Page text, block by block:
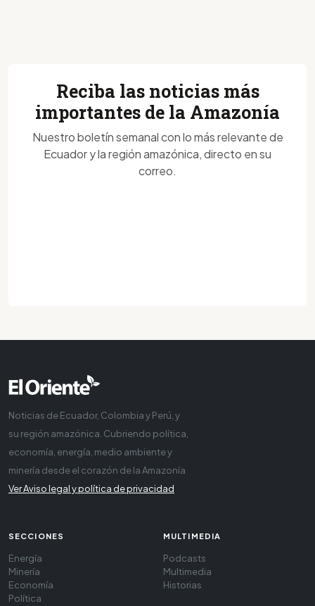
Reciba las noticias más
importantes de la Amazonía
Nuestro boletín semanal con lo más relevante de
Ecuador y la región amazónica, directo en su
correo.
Noticias de Ecuador, Colombia y Perú, y
su región amazónica. Cubriendo política,
economía, energía, medio ambiente y
minería desde el corazón de la Amazonía
Ver Aviso legal y política de privacidad
SECCIONES
Energía
Minería
Economía
Política
MULTIMEDIA
Podcasts
Multimedia
Historias